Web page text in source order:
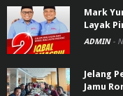
Mark
Layak
ADMIN -
Jelang
Jamu